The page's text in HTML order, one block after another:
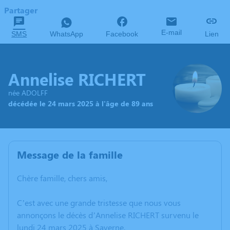
Partager
SMS WhatsApp Facebook E-mail Lien
Annelise RICHERT
née ADOLFF
décédée le 24 mars 2025 à l'âge de 89 ans
Message de la famille
Chère famille, chers amis,
C’est avec une grande tristesse que nous vous
annonçons le décès d’Annelise RICHERT survenu le
lundi 24 mars 2025 à Saverne.